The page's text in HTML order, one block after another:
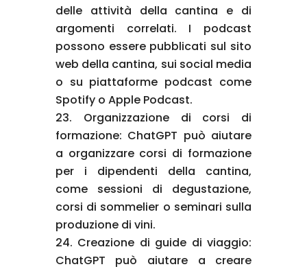
delle attività della cantina e di
argomenti correlati. I podcast
possono essere pubblicati sul sito
web della cantina, sui social media
o su piattaforme podcast come
Spotify o Apple Podcast.
Organizzazione di corsi di
formazione: ChatGPT può aiutare
a organizzare corsi di formazione
per i dipendenti della cantina,
come sessioni di degustazione,
corsi di sommelier o seminari sulla
produzione di vini.
Creazione di guide di viaggio:
ChatGPT può aiutare a creare